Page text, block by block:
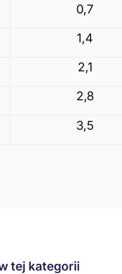
0,7
1,4
2,1
2,8
3,5
tej kategorii